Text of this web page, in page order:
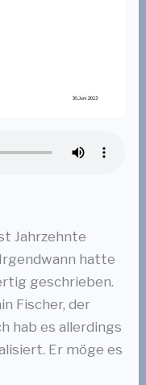
Jahrzehnte
hatte
geschrieben.
Fischer, der
hab es allerdings
Er möge es